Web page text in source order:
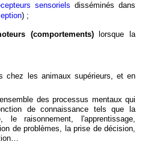
sensoriels disséminés dans
) ;
(comportements)lorsque la
chez les animaux supérieurs, et en
des processus mentaux qui
de connaissance tels que la
le raisonnement, l'apprentissage,
de problèmes, la prise de décision,